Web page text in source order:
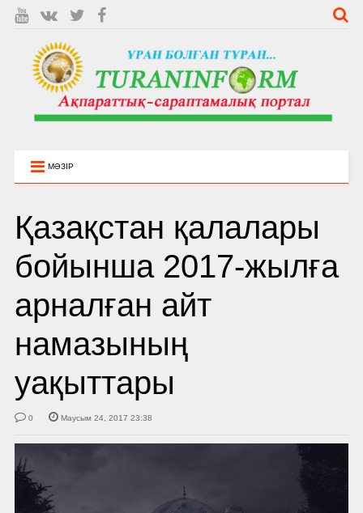
МӘЗІР
Қазақстан қалалары
бойынша 2017-жылға
арналған айт
намазының
уақыттары
0 Маусым 24, 2017 23:38